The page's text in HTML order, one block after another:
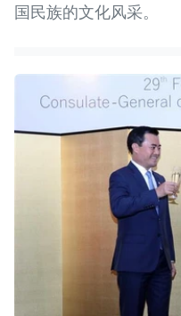
国民族的文化风采。